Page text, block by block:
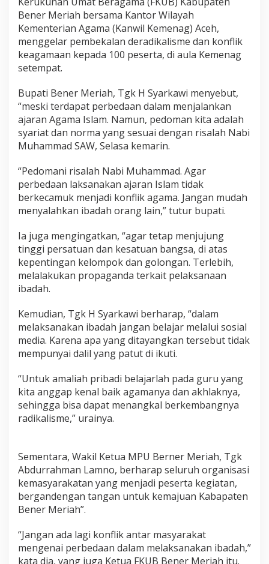
s
m
e
d
a
n
n
f
l
i
k
A
a
m
a
Bener Meriah bersama Kantor Wilayah
Kementerian Agama (Kanwil Kemenag) Aceh,
menggelar pembekalan deradikalisme dan konflik
keagamaan kepada 100 peserta, di aula Kemenag
setempat.
Bupati Bener Meriah, Tgk H Syarkawi menyebut,
“meski terdapat perbedaan dalam menjalankan
ajaran Agama Islam. Namun, pedoman kita adalah
syariat dan norma yang sesuai dengan risalah Nabi
Muhammad SAW, Selasa kemarin.
“Pedomani risalah Nabi Muhammad. Agar
perbedaan laksanakan ajaran Islam tidak
berkecamuk menjadi konflik agama. Jangan mudah
menyalahkan ibadah orang lain,” tutur bupati.
Ia juga mengingatkan, “agar tetap menjujung
tinggi persatuan dan kesatuan bangsa, di atas
kepentingan kelompok dan golongan. Terlebih,
melalakukan propaganda terkait pelaksanaan
ibadah.
Kemudian, Tgk H Syarkawi berharap, “dalam
melaksanakan ibadah jangan belajar melalui sosial
media. Karena apa yang ditayangkan tersebut tidak
mempunyai dalil yang patut di ikuti.
“Untuk amaliah pribadi belajarlah pada guru yang
kita anggap kenal baik agamanya dan akhlaknya,
sehingga bisa dapat menangkal berkembangnya
radikalisme,” urainya.
Sementara, Wakil Ketua MPU Berner Meriah, Tgk
Abdurrahman Lamno, berharap seluruh organisasi
kemasyarakatan yang menjadi peserta kegiatan,
bergandengan tangan untuk kemajuan Kabapaten
Bener Meriah”.
“Jangan ada lagi konflik antar masyarakat
mengenai perbedaan dalam melaksanakan ibadah,”
kata dia, yang juga Ketua FKUB Bener Meriah itu.